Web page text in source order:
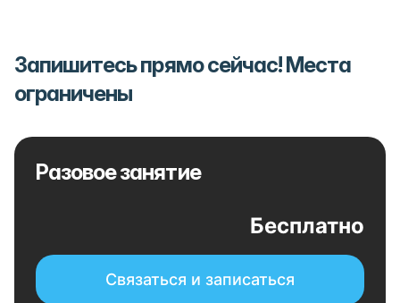
Запишитесь прямо сейчас! Места
ограничены
Разовое занятие
Бесплатно
Связаться и записаться